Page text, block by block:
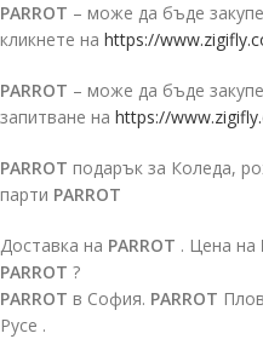
PARROT – може да бъде
кликнете на https://
PARROT – може да бъде
запитване на https://
PARROT подарък за Коледа,
парти PARROT
Доставка на PARROT . Цена на
PARROT ?
PARROT в София. PARROT
Русе .